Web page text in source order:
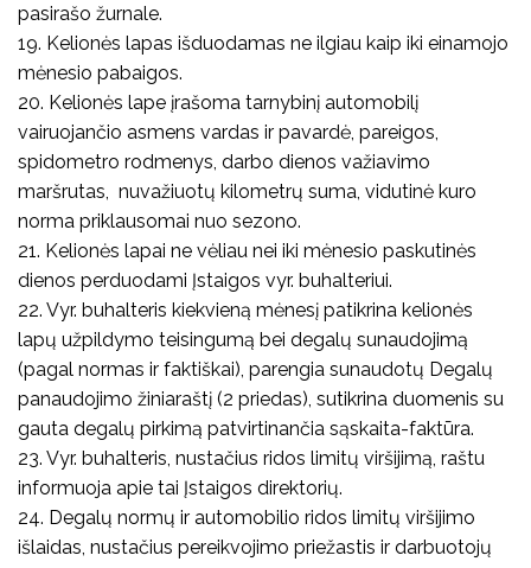
pasirašo žurnale.
19. Kelionės lapas išduodamas ne ilgiau kaip iki einamojo
mėnesio pabaigos.
20. Kelionės lape įrašoma tarnybinį automobilį
vairuojančio asmens vardas ir pavardė, pareigos,
spidometro rodmenys, darbo dienos važiavimo
maršrutas, nuvažiuotų kilometrų suma, vidutinė kuro
norma priklausomai nuo sezono.
21. Kelionės lapai ne vėliau nei iki mėnesio paskutinės
dienos perduodami Įstaigos vyr. buhalteriui.
22. Vyr. buhalteris kiekvieną mėnesį patikrina kelionės
lapų užpildymo teisingumą bei degalų sunaudojimą
(pagal normas ir faktiškai), parengia sunaudotų Degalų
panaudojimo žiniaraštį (2 priedas), sutikrina duomenis su
gauta degalų pirkimą patvirtinančia sąskaita-faktūra.
23. Vyr. buhalteris, nustačius ridos limitų viršijimą, raštu
informuoja apie tai Įstaigos direktorių.
24. Degalų normų ir automobilio ridos limitų viršijimo
išlaidas, nustačius pereikvojimo priežastis ir darbuotojų